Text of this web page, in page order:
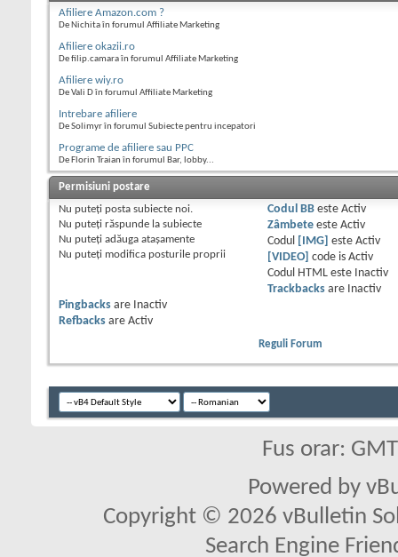
Afiliere Amazon.com ?
De Nichita în forumul Affiliate Marketing
Afiliere okazii.ro
De filip.camara în forumul Affiliate Marketing
Afiliere wiy.ro
De Vali D în forumul Affiliate Marketing
Intrebare afiliere
De Solimyr în forumul Subiecte pentru incepatori
Programe de afiliere sau PPC
De Florin Traian în forumul Bar, lobby...
Permisiuni postare
Nu puteţi posta subiecte noi.
Nu puteţi răspunde la subiecte
Nu puteţi adăuga ataşamente
Nu puteţi modifica posturile proprii
Codul BBeste Activ
Zâmbeteeste Activ
Codul
[IMG] este Activ
[VIDEO] code is Activ
Codul HTML este
Inactiv
Trackbacksare
Inactiv
Pingbacks are
Inactiv
Refbacks are Activ
Reguli Forum
Fus orar:
Powered by
Copyright © 2026 vBulletin
Search Engine